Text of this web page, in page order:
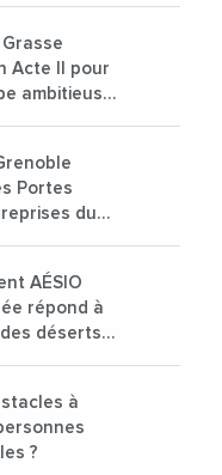
Acte II pour
ambitieuse
Portes
du
AÉSIO
répond à
déserts
à
?